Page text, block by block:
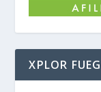
XPLOR